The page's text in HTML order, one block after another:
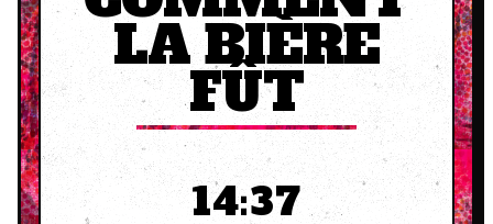
14:37
LA BIÈRE
FÛT